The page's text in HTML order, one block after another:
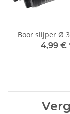
Boor slijper Ø
4,99 €